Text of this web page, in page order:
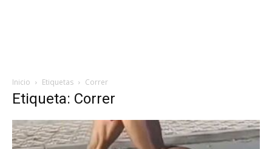
Inicio Etiquetas Correr
Etiqueta: Correr